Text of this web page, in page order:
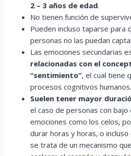
2 – 3 años de edad.
No tienen función de
Pueden incluso taparse para
personas no las puedan
Las emociones secundarias
relacionadas con el
“sentimiento”, el cual tiene
procesos cognitivos humanos.
Suelen tener mayor
el caso de personas con
emociones como los celos,
durar horas y horas, o
se trata de un mecanismo